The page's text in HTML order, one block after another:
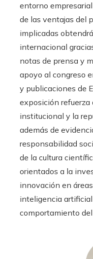
entorno
de las ventajas del
implicadas
internacional
notas de prensa y
apoyo al congreso
y publicaciones de
exposición
institucional y la
además de
responsabilidad
de la cultura
orientados a la
innovación en
inteligencia
comportamiento